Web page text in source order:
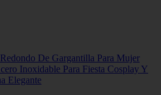
De Gargantilla Para Mujer
Inoxidable Para Fiesta Cosplay Y
Elegante